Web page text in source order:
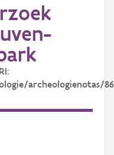
archeologienotas/